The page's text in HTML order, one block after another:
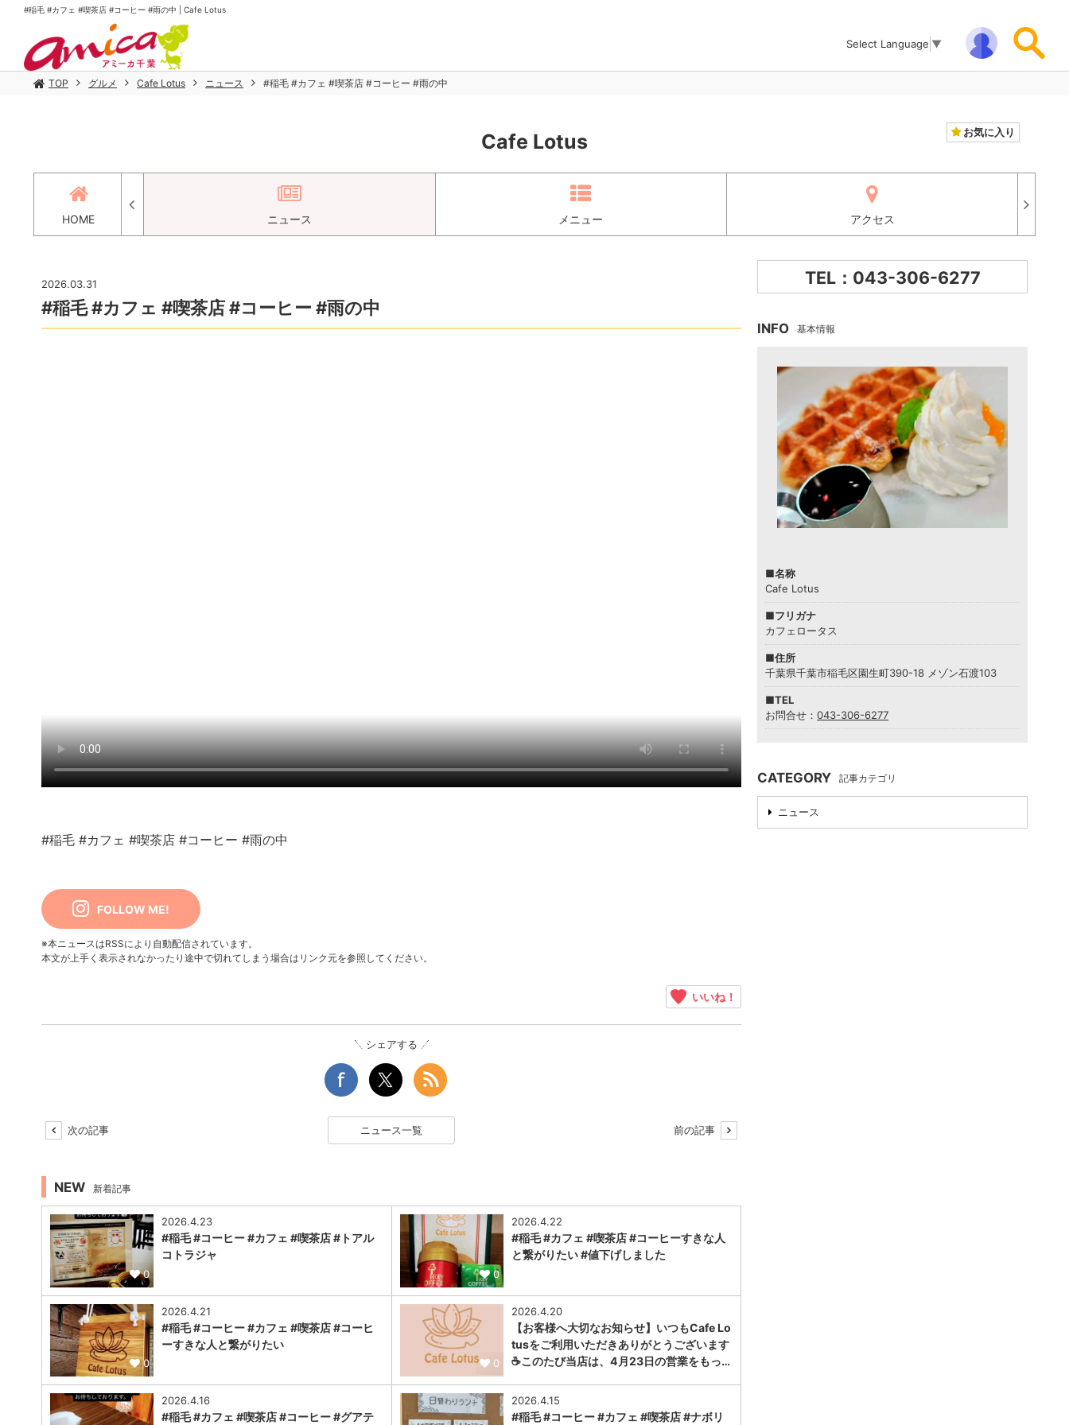
#稲毛 #カフェ #喫茶店 #コーヒー #雨の中 | Cafe Lotus
Select Language ▼
TOP グルメ Cafe Lotus ニュース #稲毛 #カフェ #喫茶店 #コーヒー #雨の中
Cafe Lotus お気に入り
HOME ニュース メニュー アクセス
2026.03.31
#稲毛 #カフェ #喫茶店 #コーヒー #雨の中
#稲毛 #カフェ #喫茶店 #コーヒー #雨の中
FOLLOW ME!
※本ニュースはRSSにより自動配信されています。
本文が上手く表示されなかったり途中で切れてしまう場合はリンク元を参照してください。
いいね！
シェアする
次の記事 ニュース一覧 前の記事
NEW 新着記事
0
2026.4.23
#稲毛 #コーヒー #カフェ #喫茶店 #トアル
コトラジャ
0
2026.4.22
#稲毛 #カフェ #喫茶店 #コーヒーすきな人
と繋がりたい #値下げしました
0
2026.4.21
#稲毛 #コーヒー #カフェ #喫茶店 #コーヒ
ーすきな人と繋がりたい
0
2026.4.20
【お客様へ大切なお知らせ】いつもCafe Lo
tusをご利用いただきありがとうございます
☕このたび当店は、4月23日の営業をもっ…
2026.4.16
#稲毛 #カフェ #喫茶店 #コーヒー #グアテ
2026.4.15
#稲毛 #コーヒー #カフェ #喫茶店 #ナボリ
TEL：043-306-6277
INFO 基本情報
■名称
Cafe Lotus
■フリガナ
カフェロータス
■住所
千葉県千葉市稲毛区園生町390-18 メゾン石渡103
■TEL
お問合せ： 043-306-6277
CATEGORY 記事カテゴリ
ニュース